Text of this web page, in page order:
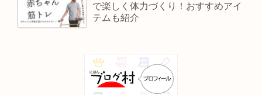
で楽しく体力づくり！おすすめアイ
テムも紹介